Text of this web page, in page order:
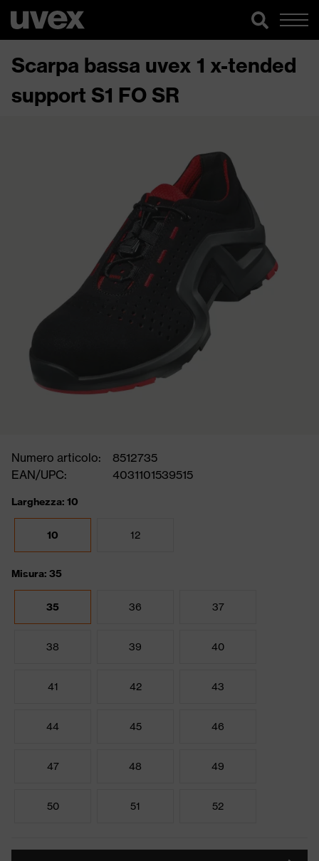
Scarpa bassa uvex 1 x-tended
support S1 FO SR
Numero articolo:
8512735
EAN/UPC:
4031101539515
Larghezza: 10
10 12
Misura: 35
35 36 37
38 39 40
41 42 43
44 45 46
47 48 49
50 51 52